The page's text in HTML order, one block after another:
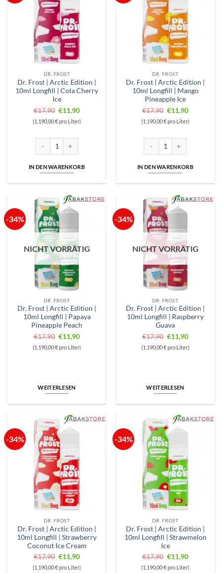
DR. FROST
Dr. Frost | Arctic Edition |
10ml Longfill | Cola Cherry
Ice
€17,90 Ursprünglicher
Preis
€17,90
€11,90Aktueller
Preis
(1,190,00 € pro Liter)
Dr. Frost | Arctic Edition | 10ml Longfill | Cola Cherry Ice Menge
IN DEN WARENKORB
DR. FROST
Dr. Frost | Arctic Edition |
10ml Longfill | Mango
Pineapple Ice
€17,90 Ursprünglicher
Preis
€17,90
€11,90Aktueller
Preis
(1,190,00 € pro Liter)
Dr. Frost | Arctic Edition |
IN DEN WARENKORB
-34%
NICHT VORRÄTIG
DR. FROST
Dr. Frost | Arctic Edition |
10ml Longfill | Papaya
Pineapple Peach
€17,90 Ursprünglicher
Preis
€11,90Aktueller
Preis
(1,190,00 € pro Liter)
WEITERLESEN
-34%
NICHT VORRÄTIG
DR. FROST
Dr. Frost | Arctic Edition |
10ml Longfill | Raspberry
Guava
€17,90 Ursprünglicher
Preis
€11,90Aktueller
Preis
(1,190,00 € pro Liter)
WEITERLESEN
-34%
DR. FROST
Dr. Frost | Arctic Edition |
10ml Longfill | Strawberry
Coconut Ice Cream
€17,90 Ursprünglicher
Preis
€11,90Aktueller
Preis
(1,190,00 € pro Liter)
-34%
DR. FROST
Dr. Frost | Arctic Edition |
10ml Longfill | Strawmelon
Ice
€17,90 Ursprünglicher
Preis
€11,90Aktueller
Preis
(1,190,00 € pro Liter)